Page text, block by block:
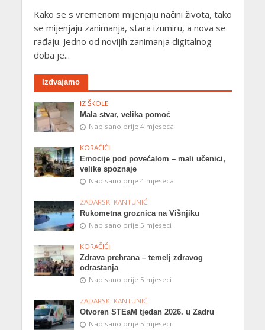
Kako se s vremenom mijenjaju načini života, tako
se mijenjaju zanimanja, stara izumiru, a nova se
rađaju. Jedno od novijih zanimanja digitalnog
doba je...
Izdvajamo
IZ ŠKOLE
Mala stvar, velika pomoć
Napisano prije 4 mjeseca
KORAČIĆI
Emocije pod povećalom – mali učenici,
velike spoznaje
Napisano prije 4 mjeseca
ZADARSKI KANTUNIĆ
Rukometna groznica na Višnjiku
Napisano prije 5 mjeseci
KORAČIĆI
Zdrava prehrana – temelj zdravog
odrastanja
Napisano prije 5 mjeseci
ZADARSKI KANTUNIĆ
Otvoren STEaM tjedan 2026. u Zadru
Napisano prije 5 mjeseci